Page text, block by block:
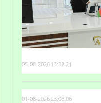
05-08-2026 13:38:21
01-08-2026 23:06:06